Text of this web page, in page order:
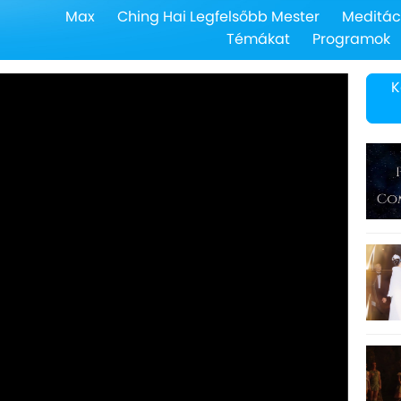
Max Ching Hai Legfelsőbb Mester
Témákat
Programok